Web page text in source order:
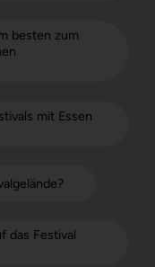
besten zum
mit Essen
das Festival